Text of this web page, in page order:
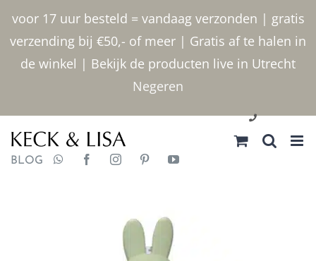
voor 17 uur besteld = vandaag verzonden | gratis
verzending bij €50,- of meer | Gratis af te halen in
de winkel | Bekijk de producten live in Utrecht
Negeren
inhoud
030 2400000
BLOG